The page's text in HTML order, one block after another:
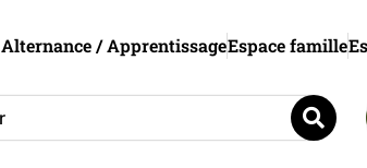
Alternance / ApprentissageEspace famille